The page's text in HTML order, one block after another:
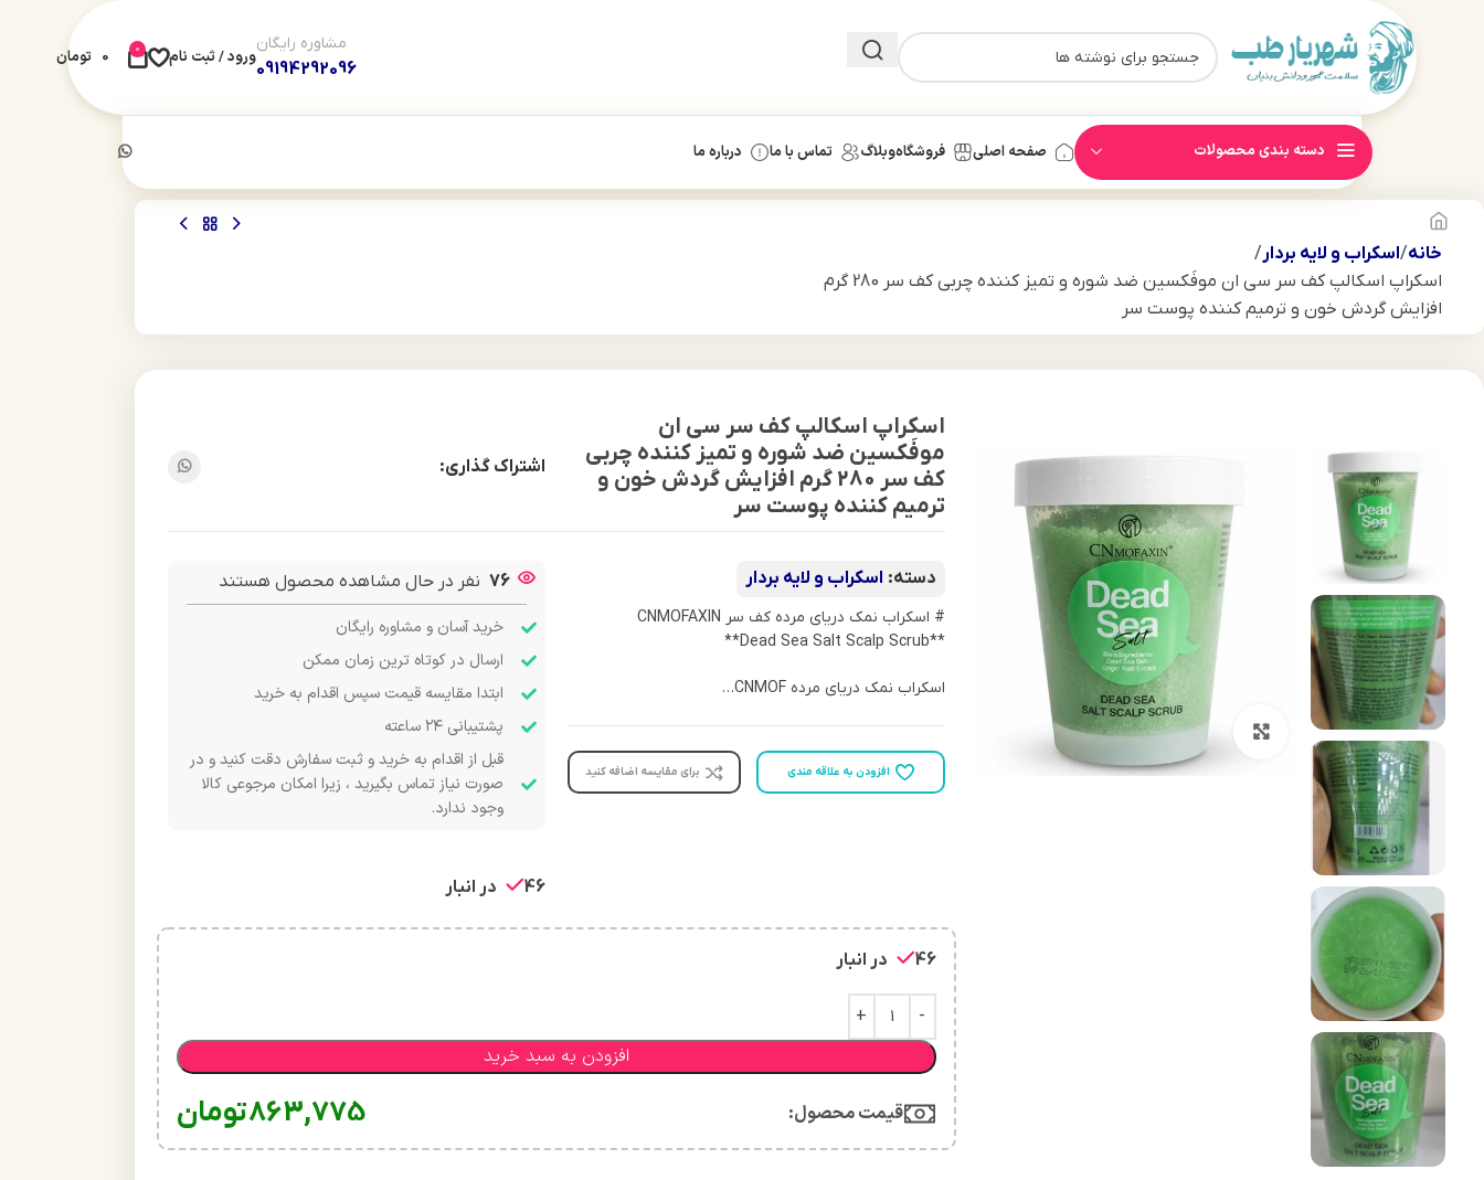
مشاوره رایگان
09194292096
ورود / ثبت نام 0
0 تومان
دسته بندی محصولات صفحه اصلی فروشگاهوبلاگ تماس با ما درباره ما
خانه اسکراب و لایه بردار
اسکراپ اسکالپ کف سر سی ان موفَکسین ضد شوره و تمیز کننده چربی کف سر 280 گرم
افزایش گردش خون و ترمیم کننده پوست سر
بزرگنمایی تصویر
اسکراپ اسکالپ کف سر سی ان
موفَکسین ضد شوره و تمیز کننده چربی
کف سر 280 گرم افزایش گردش خون و
ترمیم کننده پوست سر
اشتراک گذاری:
دسته: اسکراب و لایه بردار
# اسکراب نمک دریای مرده کف سر CNMOFAXIN
**Dead Sea Salt Scalp Scrub**
اسکراب نمک دریای مرده CNMOF…
افزودن به علاقه مندی برای مقایسه اضافه کنید
76 نفر در حال مشاهده محصول هستند
خرید آسان و مشاوره رایگان
ارسال در کوتاه ترین زمان ممکن
ابتدا مقایسه قیمت سپس اقدام به خرید
پشتیبانی ۲۴ ساعته
قبل از اقدام به خرید و ثبت سفارش دقت کنید و در
صورت نیاز تماس بگیرید ، زیرا امکان مرجوعی کالا
وجود ندارد.
46 در انبار
46 در انبار
افزودن به سبد خرید
قیمت محصول:​ 863,775تومان